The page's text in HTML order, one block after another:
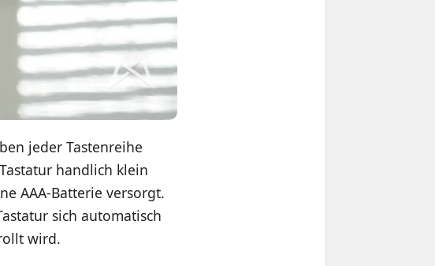
jeder Tastenreihe
handlich klein
AAA-Batterie versorgt.
sich automatisch
wird.